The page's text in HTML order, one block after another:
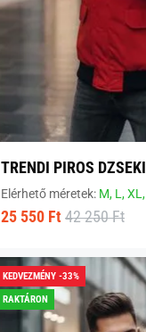
TRENDI PIROS DZSEKI
Elérhető méretek: M, L,XL,
25 550 Ft 42 250 Ft
KEDVEZMÉNY -33%
RAKTÁRON